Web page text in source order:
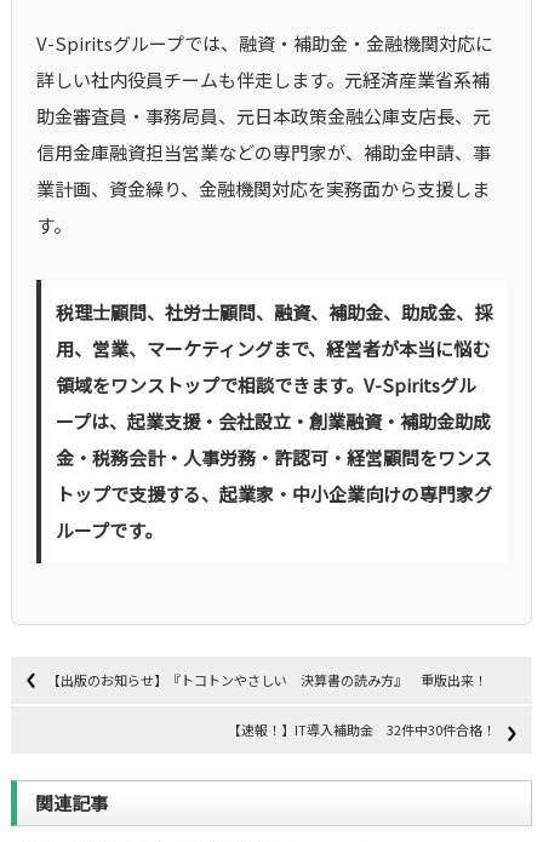
V-Spiritsグループでは、融資・補助金・金融機関対応に
詳しい社内役員チームも伴走します。元経済産業省系補
助金審査員・事務局員、元日本政策金融公庫支店長、元
信用金庫融資担当営業などの専門家が、補助金申請、事
業計画、資金繰り、金融機関対応を実務面から支援しま
す。
税理士顧問、社労士顧問、融資、補助金、助成金、採
用、営業、マーケティングまで、経営者が本当に悩む
領域をワンストップで相談できます。V-Spiritsグル
ープは、起業支援・会社設立・創業融資・補助金助成
金・税務会計・人事労務・許認可・経営顧問をワンス
トップで支援する、起業家・中小企業向けの専門家グ
ループです。
【出版のお知らせ】『トコトンやさしい 決算書の読み方』 重版出来！
【速報！】IT導入補助金 32件中30件合格！
関連記事